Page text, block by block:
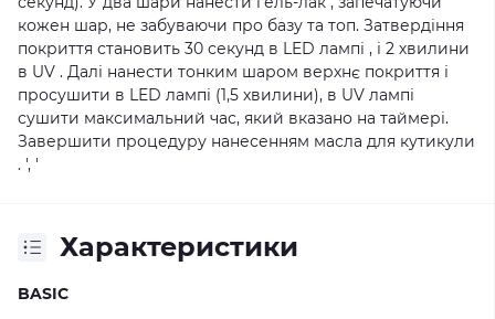
кожен шар, не забуваючи про базу та топ. Затвердіння
покриття становить 30 секунд в LED лампі , і 2 хвилини
в UV . Далі нанести тонким шаром верхнє покриття і
просушити в LED лампі (1,5 хвилини), в UV лампі
сушити максимальний час, який вказано на таймері.
Завершити процедуру нанесенням масла для кутикули
. ', '
Характеристики
BASIC